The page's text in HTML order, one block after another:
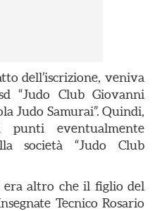
dell’iscrizione, veniva
“Judo Club Giovanni
Judo Samurai”. Quindi,
punti eventualmente
società “Judo Club
era altro che il figlio del
Tecnico Rosario